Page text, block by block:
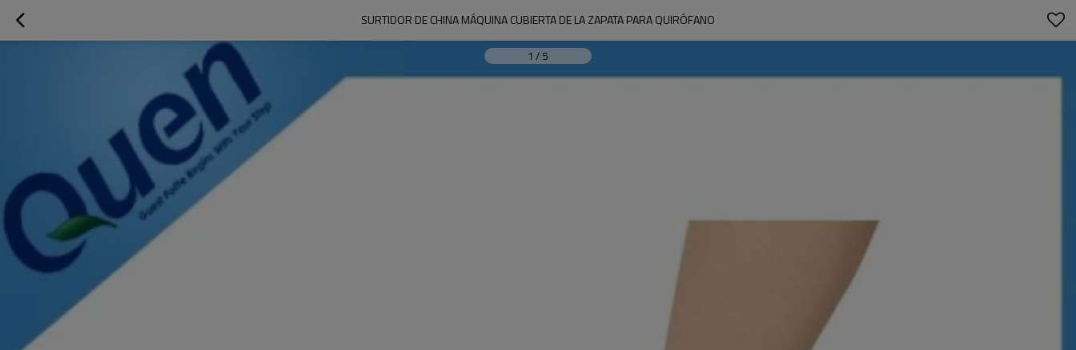
SURTIDOR DE CHINA MÁQUINA CUBIERTA DE LA ZAPATA PARA QUIRÓFANO
1 / 5